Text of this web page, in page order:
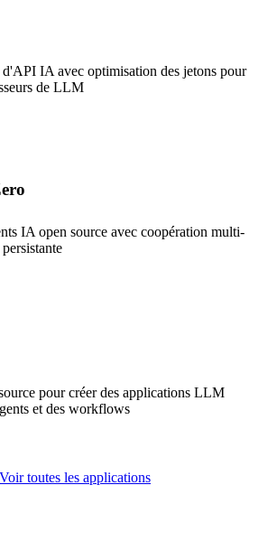
IA avec optimisation des jetons pour
de LLM
IA open source avec coopération multi-
pour créer des applications LLM
et des workflows
Voir toutes les applications